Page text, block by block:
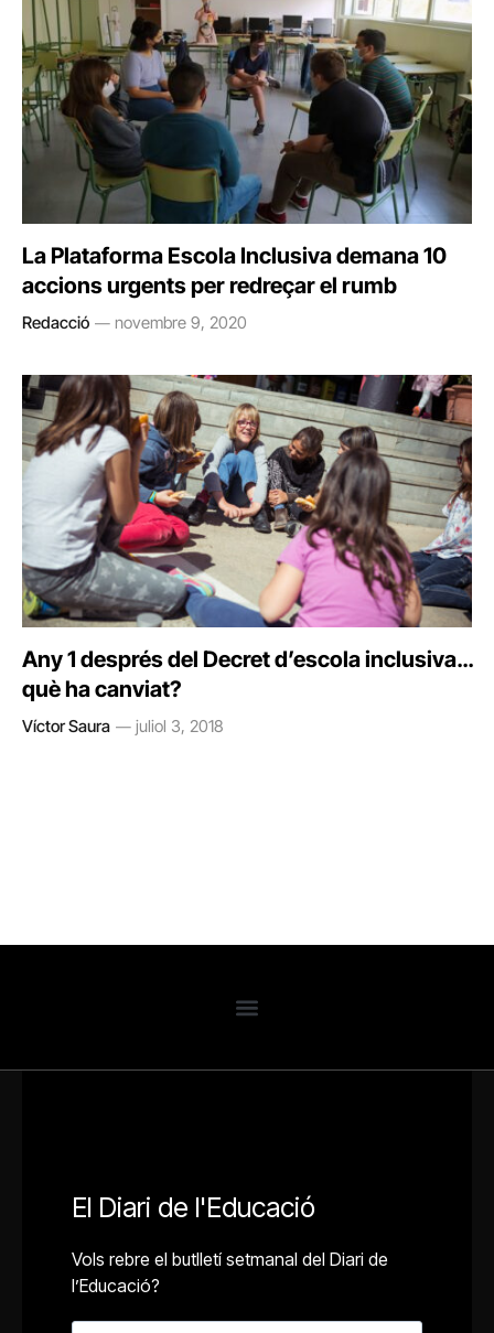
La Plataforma Escola Inclusiva demana 10
accions urgents per redreçar el rumb
Redacció novembre 9, 2020
Any 1 després del Decret d’escola inclusiva…
què ha canviat?
Víctor Saura juliol 3, 2018